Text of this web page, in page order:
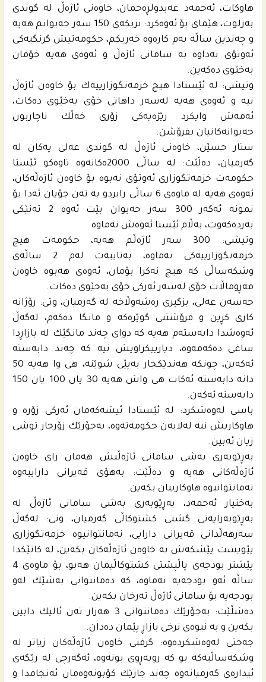
هاوكات، ئه‌حمه‌د عه‌بدولڕه‌حمان، خاوه‌نى ئاژه‌ڵ له‌ گوندى
به‌رلوت، هێماى بۆ ئه‌وه‌كرد: نزیكه‌ى 150 سه‌ر حه‌یوانم هه‌یه‌
و چه‌ندین ساڵه‌ به‌م كاره‌وه‌ خه‌ریكم، حكومه‌تیش گرنگیه‌كى
ئه‌وتۆى نه‌داوه‌ به‌ سامانى ئاژه‌ڵ و ئه‌وه‌ى هه‌یه‌ خۆمان
به‌خێوى ده‌كه‌ین.
وتیشى: له‌ ئێستادا هیچ خزمه‌تگوزارییه‌ك بۆ خاوه‌ن ئاژه‌ڵ
نیه‌ و ئه‌وه‌ى هه‌یه‌ له‌سه‌ر داهاتى خۆى به‌خێوى ده‌كات،
ئه‌مه‌ش وایكرد رێژه‌یه‌كى زۆرى خه‌ڵك ناچاربون
حه‌یوانه‌كانیان بفرۆشن‌.
ستار حسێن، خاوه‌نى ئاژه‌ڵ له‌ گوندى عه‌لى په‌كان له‌
گه‌رمیان، ده‌ڵێت: له‌ ساڵى 2000ه‌كانه‌وه‌ تاوه‌كو ئێستا
حكومه‌ت خزمه‌تگوزارى ئه‌وتۆى نه‌بوه‌ بۆ خاوه‌ن ئاژه‌ڵه‌كان،
ئه‌وه‌ى هه‌یه‌ له‌ ماوه‌ى 6 ساڵى رابردو به‌ ته‌ن جۆیان ئه‌دا بۆ
نمونه‌ ئه‌گه‌ر 300 سه‌ر حه‌یوان بێت ئه‌وه‌ 2 ته‌نێكى
به‌رده‌كه‌وت، به‌ڵام ئێستا ئه‌وه‌ش نه‌ماوه‌.
وتیشى: 300 سه‌ر ئاژه‌ڵم هه‌یه‌، حكومه‌ت هیچ
خزمه‌تگوزارییه‌كى نه‌ماوه‌، به‌تایبه‌ت له‌م 2 ساڵه‌ى
وشكه‌ساڵى كه‌ هیچ نه‌كرا بۆمان، ئه‌وه‌ى هه‌بوه‌ خاوه‌ن
مه‌ڕوماڵات خۆى له‌سه‌ر ئه‌ركى خۆى به‌خێوى ده‌كات.
حەسەن عه‌لى، بزگیرى ره‌شه‌وڵاخه‌ له‌ گه‌رمیان، وتى: رۆژانه‌
كارى كڕین و فرۆشتنى گوێره‌كه‌ و مانگا ده‌كه‌م، له‌گه‌ڵ
ئه‌وه‌شدا دابه‌سته‌م هه‌یه‌ كه‌ دواى چه‌ند مانگێك له‌ بازاڕدا
ساغى ده‌كه‌مه‌وه‌، دیارییكراویش نیه‌ كه‌ چه‌ند دابه‌سته‌
ئه‌كه‌ین، چونكه‌ هه‌ندێكجار به‌پێى شوێنه‌، هى وا هه‌یه‌ 50
دانه‌ دابه‌سته‌ ئه‌كات هى واش هه‌یه‌ 30 یان 100 یان 150
دابه‌سته‌ ئه‌كه‌ن.
باسى له‌وه‌شكرد: له‌ ئێستادا ئیشەکەمان ئه‌ركى زۆره‌ و
هاوكاریش نیه‌ له‌لایه‌ن حكومه‌ته‌وه‌، به‌جۆرێك زۆرجار توشى
زیان ئه‌بین.
به‌ڕێوبه‌رى به‌شى سامانى ئاژه‌ڵیش هه‌مان راى خاوه‌ن
ئاژه‌ڵه‌كانى هه‌یه‌ و ده‌ڵێت: به‌هۆى قه‌یرانى داراییه‌وه‌
نه‌مانتوانیوه‌ هاوكارییان بكه‌ین.
به‌ختیار ئه‌حمه‌د، به‌ڕێوبه‌رى به‌شى سامانى ئاژه‌ڵ له‌
به‌ڕێوبه‌رایه‌تى گشتى كشتوكاڵى گه‌رمیان، وتى: له‌گه‌ڵ
سه‌رهه‌ڵدانى قه‌یرانى دارایی، نه‌مانتوانیوه‌ خزمه‌تگوزارى
پێویست پێشكه‌ش به‌ خاوه‌ن ئاژه‌ڵه‌كان بكه‌ین، له‌ كاتێكدا
پێشتر بودجه‌ى پاڵپشتى كشتوكاڵیمان هه‌بو، بۆ ماوه‌ى 4
ساڵه‌ ئه‌و بودجه‌یه‌ نه‌ماوه‌، كه‌ ده‌مانتوانى به‌شێك له‌و
بودجه‌یه‌ بۆ سامانى ئاژه‌ڵ ته‌رخان بكه‌ین.
ده‌شڵێت: به‌جۆرێك ده‌مانتوانى 3 هه‌زار ته‌ن ئالیك دابین
بكه‌ین و به‌ نیوه‌ى نرخى بازاڕ پێمان ده‌دان.
جه‌ختى له‌وه‌شكرده‌وه‌: گرفتى خاوه‌ن ئاژه‌ڵه‌كان زیاتر له‌
وشكه‌ساڵیه‌كه‌ بو كه‌ روبه‌ڕوى بونه‌وه‌، ئه‌گه‌رچى له‌ رێگه‌ى
ئیداره‌ى گه‌رمیانه‌وه‌ چه‌ند جارێك كۆبونه‌وه‌مان ئه‌نجامدا و